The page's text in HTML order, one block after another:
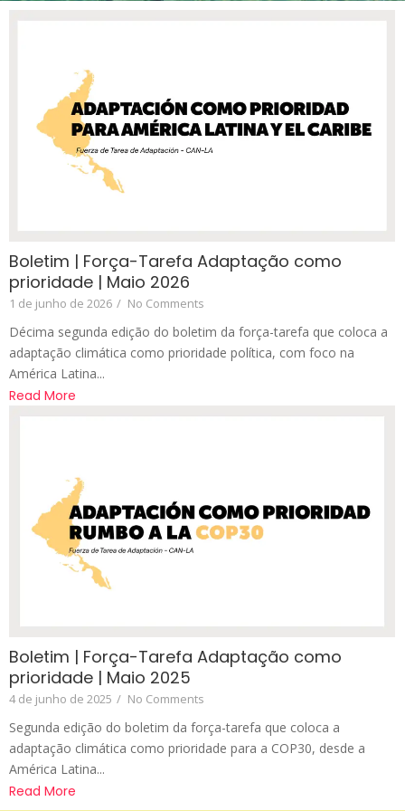
Boletim | Força-Tarefa Adaptação como
prioridade | Maio 2026
1 de junho de 2026 / No Comments
Décima segunda edição do boletim da força-tarefa que coloca a
adaptação climática como prioridade política, com foco na
América Latina...
Read More
Boletim | Força-Tarefa Adaptação como
prioridade | Maio 2025
4 de junho de 2025 / No Comments
Segunda edição do boletim da força-tarefa que coloca a
adaptação climática como prioridade para a COP30, desde a
América Latina...
Read More